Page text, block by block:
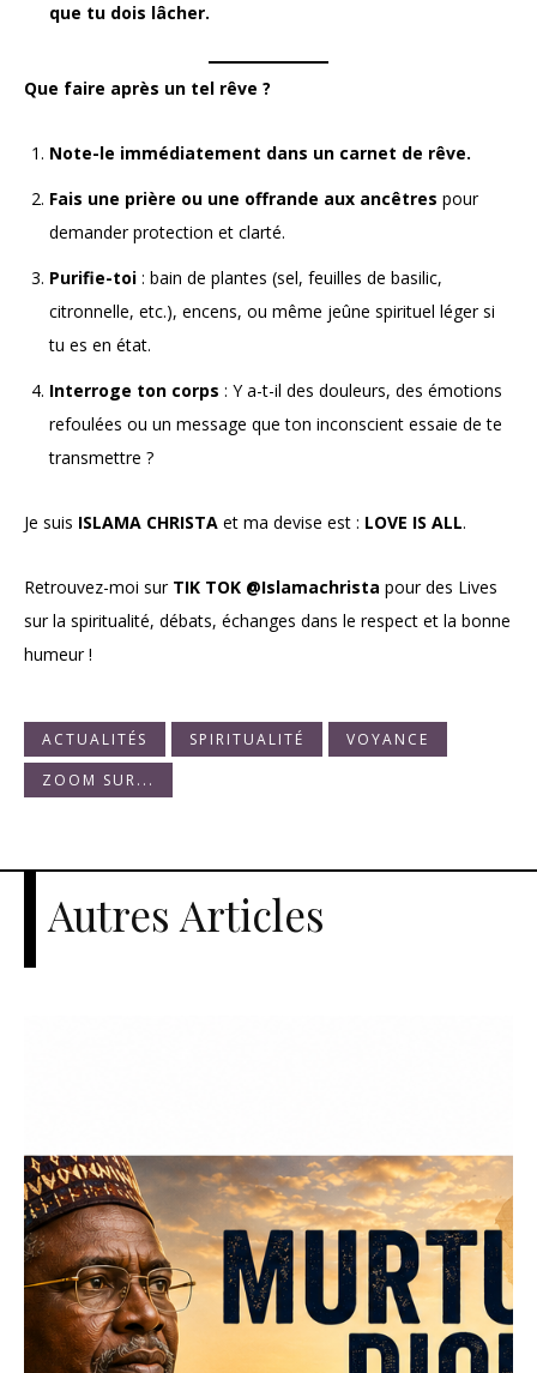
que tu dois lâcher.
Que faire après un tel rêve ?
Note-le immédiatement dans un carnet de rêve.
Fais une prière ou une offrande aux ancêtres pour
demander protection et clarté.
Purifie-toi : bain de plantes (sel, feuilles de basilic,
citronnelle, etc.), encens, ou même jeûne spirituel léger si
tu es en état.
Interroge ton corps : Y a-t-il des douleurs, des émotions
refoulées ou un message que ton inconscient essaie de te
transmettre ?
Je suis ISLAMA CHRISTA et ma devise est : LOVE IS ALL.
Retrouvez-moi sur TIK TOK @Islamachrista pour des Lives
sur la spiritualité, débats, échanges dans le respect et la bonne
humeur !
ACTUALITÉS SPIRITUALITÉ
VOYANCE
ZOOM SUR...
Autres Articles